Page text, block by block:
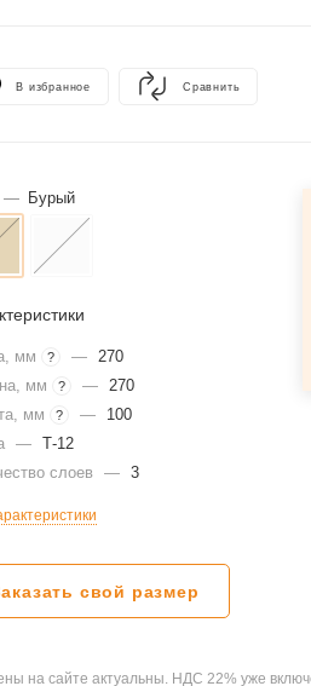
В избранное Сравнить
— Бурый
мм ? —
270
мм
? —
270
мм
? —
100
—
Т-12
слоев
— 3
свой размер
на сайте актуальны. НДС 22% уже